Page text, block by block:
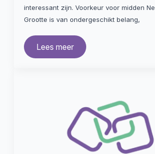
interessant zijn. Voorkeur voor midden
Grootte is van ondergeschikt belang,
Lees meer